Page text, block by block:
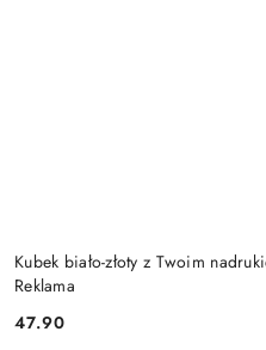
Kubek biało-złoty z Twoim
Reklama
Cena:
47.90